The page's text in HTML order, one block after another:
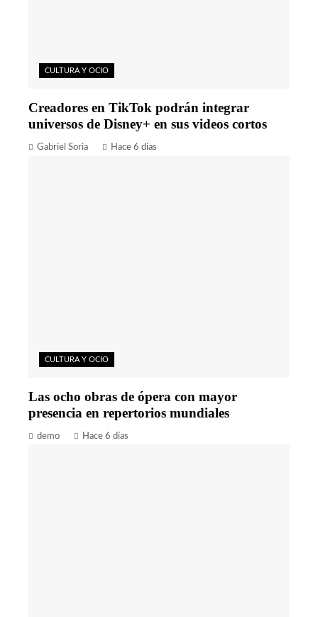
CULTURA Y OCIO
Creadores en TikTok podrán integrar
universos de Disney+ en sus videos cortos
Gabriel Soria Hace 6 días
CULTURA Y OCIO
Las ocho obras de ópera con mayor
presencia en repertorios mundiales
demo Hace 6 días